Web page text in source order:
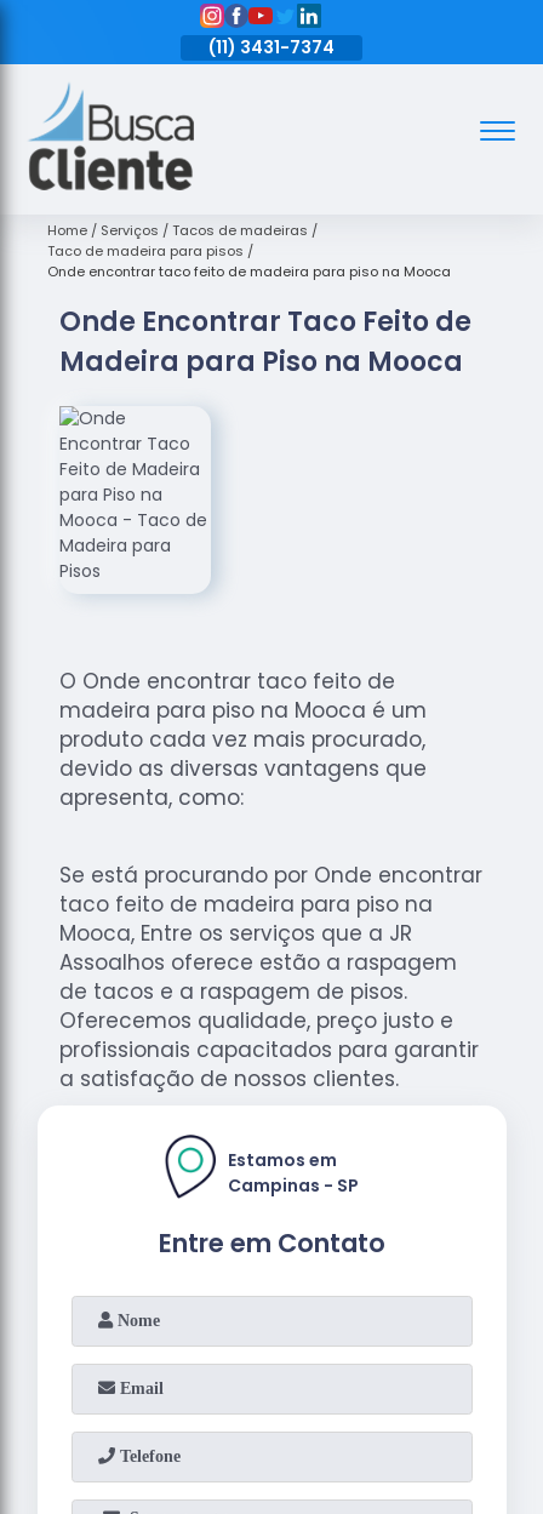
(11) 3431-7374
Assoalhos
de Madeira
Decks de
Empresas
de
de Madeira
Loja de
Assoalhos
Raspagem
de
Assoalhos
Raspagem
de Tacos
de
Madeiras
Raspagens
Tacos de
Madeiras
Home Serviços
Tacos de madeiras
Taco de madeira para pisos
Onde encontrar taco feito de madeira para piso na Mooca
Onde Encontrar Taco Feito de
Madeira para Piso na Mooca
O Onde encontrar taco feito de
madeira para piso na Mooca é um
produto cada vez mais procurado,
devido as diversas vantagens que
apresenta, como:
Se está procurando por Onde encontrar
taco feito de madeira para piso na
Mooca, Entre os serviços que a JR
Assoalhos oferece estão a raspagem
de tacos e a raspagem de pisos.
Oferecemos qualidade, preço justo e
profissionais capacitados para garantir
a satisfação de nossos clientes.
Entre em Contato
Estamos em
Campinas - SP